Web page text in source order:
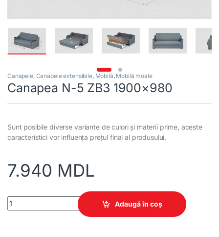
Canapele, Canapele extensibile, Mobilă, Mobilă moale
Canapea N-5 ZB3 1900×980
Sunt posibile diverse variante de culori și materii prime, aceste
caracteristici vor influența prețul final al produsului.
7.940 MDL
Canapea N-5 ZB3 1900×980 quantity
Adaugă în coș